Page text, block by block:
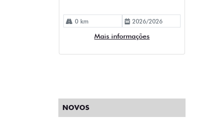
0 km 2026/2026
Mais informações
NOVOS